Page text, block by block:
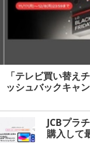
「テレビ買い替え
ッシュバックキャ
JCBプラ
購入して